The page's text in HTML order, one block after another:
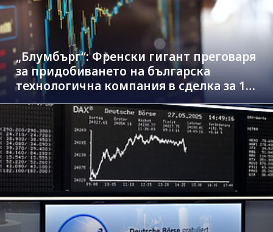
„Блумбърг“: Френски гигант преговаря
за придобиването на българска
технологична компания в сделка за 1.3
млрд. евро